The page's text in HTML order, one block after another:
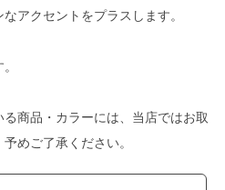
アクセントをプラスします。
商品・カラーには、当店ではお取
めご了承ください。